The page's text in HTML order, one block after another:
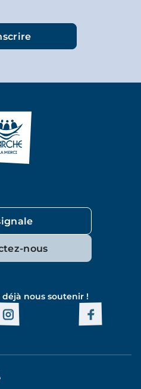
nous
déjà nous soutenir !